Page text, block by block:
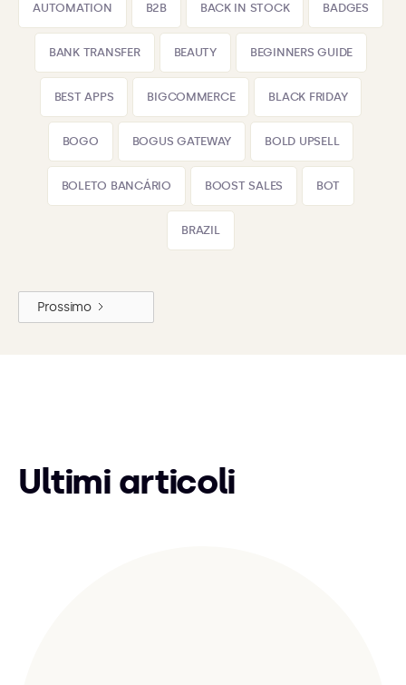
AUTOMATION B2B BACK IN STOCK BADGES
BANK TRANSFER BEAUTY BEGINNERS GUIDE
BEST APPS BIGCOMMERCE BLACK FRIDAY
BOGO BOGUS GATEWAY BOLD UPSELL
BOLETO BANCÁRIO BOOST SALES BOT
BRAZIL
Prossimo
Ultimi articoli